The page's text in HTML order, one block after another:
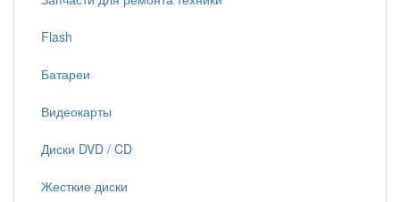
Flash
Батареи
Видеокарты
Диски DVD / CD
Жесткие диски